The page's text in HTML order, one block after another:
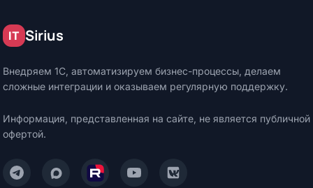
IT Sirius
Внедряем 1С, автоматизируем бизнес-процессы, делаем
сложные интеграции и оказываем регулярную поддержку.
Информация, представленная на сайте, не является публичной
офертой.
Написать нам в Telegram
Написать нам в Max
Смотреть нас на Rutube
Смотреть нас на YouTube
Читать нас на VK